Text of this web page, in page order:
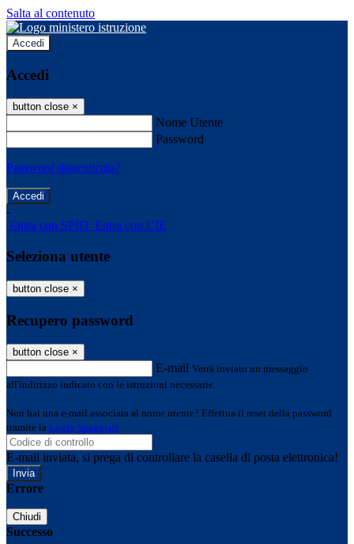
Salta al contenuto
Accedi
Accedi
button close ×
Nome Utente
Password
Password dimenticata?
-
Entra con SPID Entra con CIE
Seleziona utente
button close ×
Recupero password
button close ×
E-mail Verrà inviato un messaggio
all'indirizzo indicato con le istruzioni necessarie.
Non hai una e-mail associata al nome utente? Effettua il reset della password
tramite la Login Spaggiari
E-mail inviata, si prega di controllare la casella di posta elettronica!
Errore
Chiudi
Successo